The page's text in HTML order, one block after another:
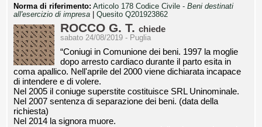
Norma di riferimento: Articolo 178 Codice Civile - Beni destinati
all'esercizio di impresa
Quesito Q201923862
ROCCO G. T. chiede
sabato 24/08/2019 - Puglia
“Coniugi in Comunione dei beni. 1997 la moglie
dopo arresto cardiaco durante il parto esita in
coma apallico. Nell'aprile del 2000 viene dichiarata incapace
di intendere e di volere.
Nel 2005 il coniuge superstite costituisce SRL Uninominale.
Nel 2007 sentenza di separazione dei beni. (data della
richiesta)
Nel 2014 la signora muore.